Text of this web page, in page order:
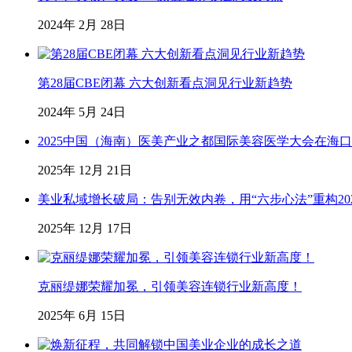
2024年 2月 28日
第28届CBE闭幕 六大创新看点洞见行业新趋势
2024年 5月 24日
2025中国（海南）医美产业之都国际美容医学大会在海
2025年 12月 21日
美业私域增长破局：告别无效内卷，用“六步心法”重构
2025年 12月 17日
克丽缇娜荣耀加冕，引领美容连锁行业新高度！
2025年 6月 15日